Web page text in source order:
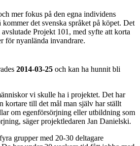
mer fokus på den egna individens
kommer det svenska språket på köpet. Det
Projekt 101, med syfte att korta
för nyanlända invandrare.
2014-03-25 och kan ha hunnit bli
vi skulle ha i projektet. Det har
kortare till det mål man själv har ställt
om egenförsörjning eller utbildning som
säger projektledaren Jan Danielski.
grupper med 20-30 deltagare